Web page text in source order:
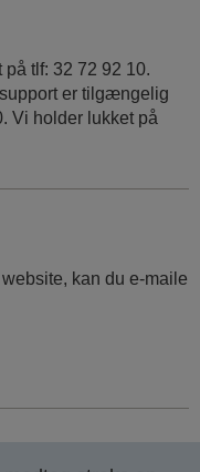
tlf: 32 72 92 10.
er tilgængelig
Vi holder lukket på
kan du e-maile